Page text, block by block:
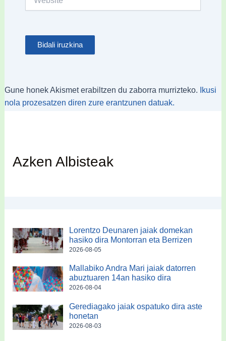
Gune honek Akismet erabiltzen du zaborra murrizteko.
Ikusi
nola prozesatzen diren zure erantzunen datuak.
Azken Albisteak
Lorentzo Deunaren jaiak domekan
hasiko dira Montorran eta Berrizen
2026-08-05
Mallabiko Andra Mari jaiak datorren
abuztuaren 14an hasiko dira
2026-08-04
Gerediagako jaiak ospatuko dira aste
honetan
2026-08-03